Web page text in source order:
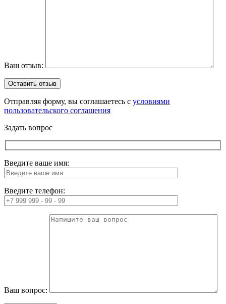
Ваш отзыв:
Отправляя форму, вы соглашаетесь с условиями
пользовательского соглашения
Задать вопрос
Введите ваше имя:
Введите телефон:
Ваш вопрос: